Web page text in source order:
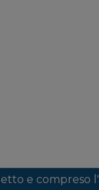
e compreso l'